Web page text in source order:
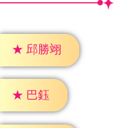
★ 邱勝翊
★ 巴鈺